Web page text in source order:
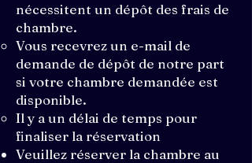
nécessitent un dépôt des frais de
chambre.
Vous recevrez un e-mail de
demande de dépôt de notre part
si votre chambre demandée est
disponible.
Il y a un délai de temps pour
finaliser la réservation
Veuillez réserver la chambre au